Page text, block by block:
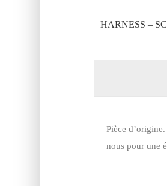
HARNESS –
Pièce
nous pour une